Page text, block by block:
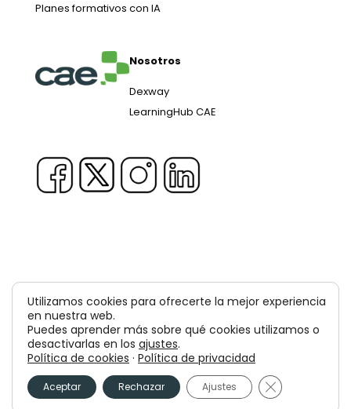
Planes formativos con IA
Nosotros
Dexway
LearningHub CAE
Computer Aided USA Corp. & Computer Aided
Elearning, SA
Aviso legal
Política de privacidad
Política de cookies
Utilizamos cookies para ofrecerte la mejor experiencia
en nuestra web.
Puedes aprender más sobre qué cookies utilizamos o
desactivarlas en los ajustes.
Política de cookies · Política de privacidad
Aceptar Rechazar Ajustes Cerrar el